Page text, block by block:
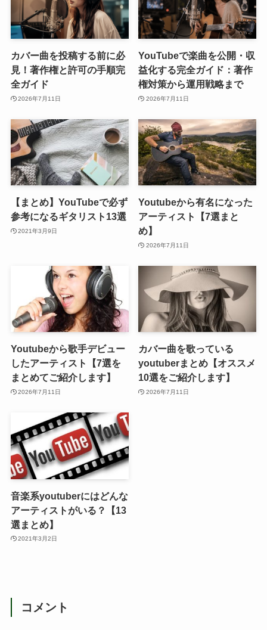
カバー曲を投稿する前に必
見！著作権と許可の手順完
全ガイド
2026年7月11日
YouTubeで楽曲を公開・収
益化する完全ガイド：著作
権対策から運用戦略まで
2026年7月11日
【まとめ】YouTubeで必ず
参考になるギタリスト13選
2021年3月9日
Youtubeから有名になった
アーティスト【7選まと
め】
2026年7月11日
Youtubeから歌手デビュー
したアーティスト【7選を
まとめてご紹介します】
2026年7月11日
カバー曲を歌っている
youtuberまとめ【オススメ
10選をご紹介します】
2026年7月11日
音楽系youtuberにはどんな
アーティストがいる？【13
選まとめ】
2021年3月2日
コメント